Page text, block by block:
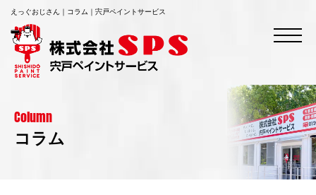
えっぐおじさん｜コラム｜宍戸ペイントサービス
Column
コラム